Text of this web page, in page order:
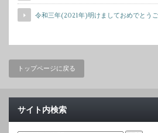
令和三年(2021年)明けましておめでとうご
トップページに戻る
サイト内検索